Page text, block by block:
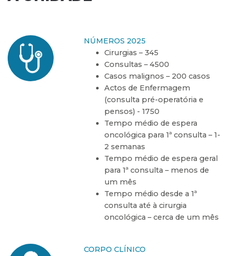
NÚMEROS 2025
Cirurgias – 345
Consultas – 4500
Casos malignos – 200 casos
Actos de Enfermagem
(consulta pré-operatória e
pensos) - 1750
Tempo médio de espera
oncológica para 1ª consulta – 1-
2 semanas
Tempo médio de espera geral
para 1ª consulta – menos de
um mês
Tempo médio desde a 1ª
consulta até à cirurgia
oncológica – cerca de um mês
CORPO CLÍNICO